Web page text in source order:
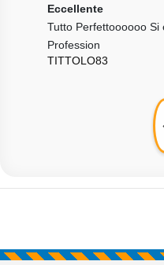
Eccellente
Tutto Perfettoooooo Si
Profession
TITTOLO83